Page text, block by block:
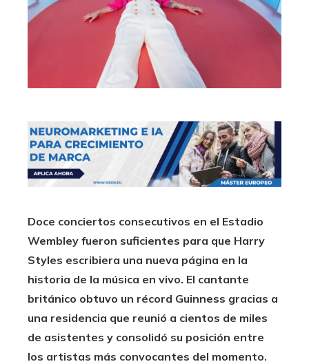
Doce conciertos consecutivos en el Estadio
Wembley fueron suficientes para que Harry
Styles escribiera una nueva página en la
historia de la música en vivo. El cantante
británico obtuvo un récord Guinness gracias a
una residencia que reunió a cientos de miles
de asistentes y consolidó su posición entre
los artistas más convocantes del momento.